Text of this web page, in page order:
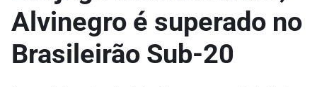
Alvinegro é superado no
Brasileirão Sub-20